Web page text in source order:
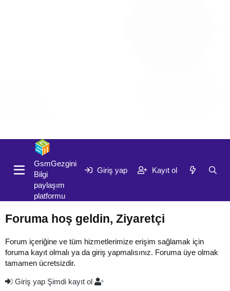
GsmGezgini
Bilgi
paylaşım
platformu
Giriş yap Kayıt ol
Foruma hoş geldin, Ziyaretçi
Forum içeriğine ve tüm hizmetlerimize erişim sağlamak için
foruma kayıt olmalı ya da giriş yapmalısınız. Foruma üye olmak
tamamen ücretsizdir.
Giriş yap Şimdi kayıt ol